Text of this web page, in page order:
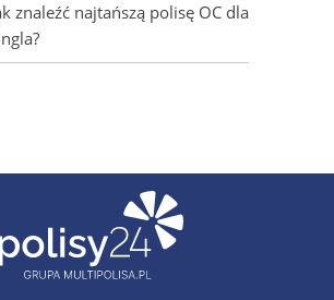
znaleźć najtańszą polisę OC dla